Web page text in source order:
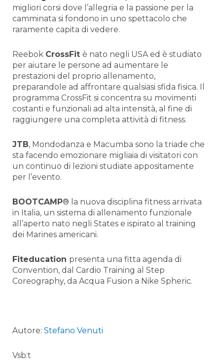
migliori corsi dove l’allegria e la passione per la
camminata si fondono in uno spettacolo che
raramente capita di vedere.
Reebok CrossFit è nato negli USA ed è studiato
per aiutare le persone ad aumentare le
prestazioni del proprio allenamento,
preparandole ad affrontare qualsiasi sfida fisica. Il
programma CrossFit si concentra su movimenti
costanti e funzionali ad alta intensità, al fine di
raggiungere una completa attività di fitness.
JTB, Mondodanza e Macumba sono la triade che
sta facendo emozionare migliaia di visitatori con
un continuo di lezioni studiate appositamente
per l’evento.
BOOTCAMP® la nuova disciplina fitness arrivata
in Italia, un sistema di allenamento funzionale
all’aperto nato negli States e ispirato al training
dei Marines americani.
Fiteducation presenta una fitta agenda di
Convention, dal Cardio Training al Step
Coreography, da Acqua Fusion a Nike Spheric.
Autore: Stefano Venuti
Vsb:t